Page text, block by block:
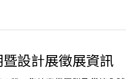
設計展徵展資訊